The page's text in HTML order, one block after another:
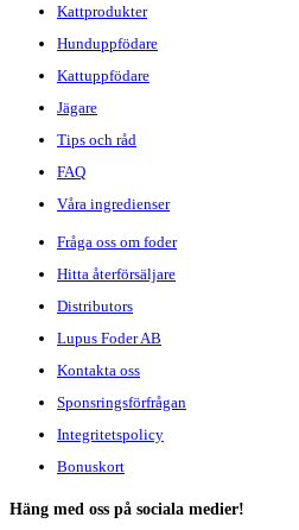
Kattprodukter
Hunduppfödare
Kattuppfödare
Jägare
Tips och råd
FAQ
Våra ingredienser
Fråga oss om foder
Hitta återförsäljare
Distributors
Lupus Foder AB
Kontakta oss
Sponsringsförfrågan
Integritetspolicy
Bonuskort
Häng med oss på sociala medier!